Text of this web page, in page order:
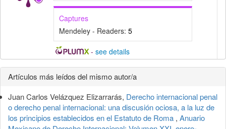
Captures
Mendeley - Readers: 5
- see details
Detalles
del
artículo
Artículos más leídos del mismo autor/a
Juan Carlos Velázquez Elizarrarás, Derecho internacional penal
o derecho penal internacional: una discusión ociosa, a la luz de
los principios establecidos en el Estatuto de Roma , Anuario